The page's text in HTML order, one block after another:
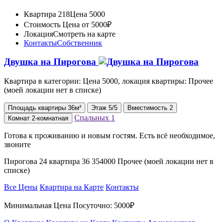
Квартира 218Цена 5000
Стоимость Цена от 5000₽
ЛокацияСмотреть на карте
КонтактыСобственник
Двушка на Пирогова
Квартира в категории: Цена 5000, локация квартиры: Прочее
(моей локации нет в списке)
Площадь квартиры 36м² Этаж 5/5 Вместимость 2
Комнат 2-комнатная Спальных 1
Готова к проживанию и новым гостям. Есть всё необходимое,
звоните
Пирогова 24 квартира 36 354000 Прочее (моей локации нет в
списке)
Все Цены Квартира на Карте Контакты
Минимальная Цена Посуточно: 5000₽